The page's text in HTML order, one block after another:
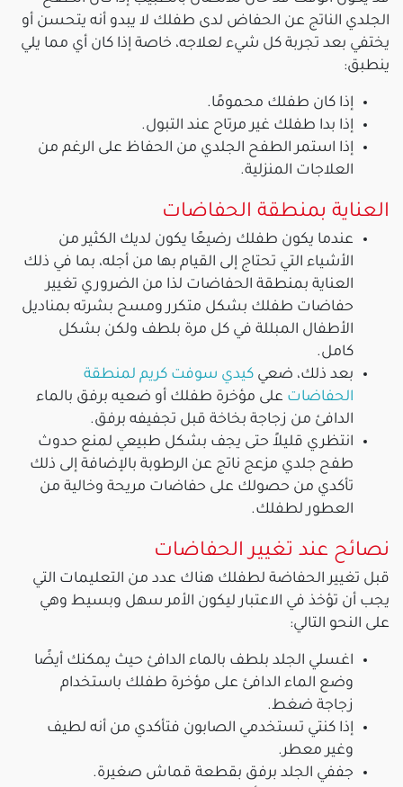
الجلدي الناتج عن الحفاض لدى طفلك لا يبدو أنه يتحسن أو
يختفي بعد تجربة كل شيء لعلاجه، خاصة إذا كان أي مما يلي
ينطبق:
إذا كان طفلك محمومًا.
إذا بدا طفلك غير مرتاح عند التبول.
إذا استمر الطفح الجلدي من الحفاظ على الرغم من
العلاجات المنزلية.
العناية بمنطقة الحفاضات
عندما يكون طفلك رضيعًا يكون لديك الكثير من
الأشياء التي تحتاج إلى القيام بها من أجله، بما في ذلك
العناية بمنطقة الحفاضات لذا من الضروري تغيير
حفاضات طفلك بشكل متكرر ومسح بشرته بمناديل
الأطفال المبللة في كل مرة بلطف ولكن بشكل
كامل.
بعد ذلك، ضعي كيدي سوفت كريم لمنطقة
الحفاضات على مؤخرة طفلك أو ضعيه برفق بالماء
الدافئ من زجاجة بخاخة قبل تجفيفه برفق.
انتظري قليلاً حتى يجف بشكل طبيعي لمنع حدوث
طفح جلدي مزعج ناتج عن الرطوبة بالإضافة إلى ذلك
تأكدي من حصولك على حفاضات مريحة وخالية من
العطور لطفلك.
نصائح عند تغيير الحفاضات
قبل تغيير الحفاضة لطفلك هناك عدد من التعليمات التي
يجب أن تؤخذ في الاعتبار ليكون الأمر سهل وبسيط وهي
على النحو التالي:
اغسلي الجلد بلطف بالماء الدافئ حيث يمكنك أيضًا
وضع الماء الدافئ على مؤخرة طفلك باستخدام
زجاجة ضغط.
إذا كنتي تستخدمي الصابون فتأكدي من أنه لطيف
وغير معطر.
جففي الجلد برفق بقطعة قماش صغيرة.